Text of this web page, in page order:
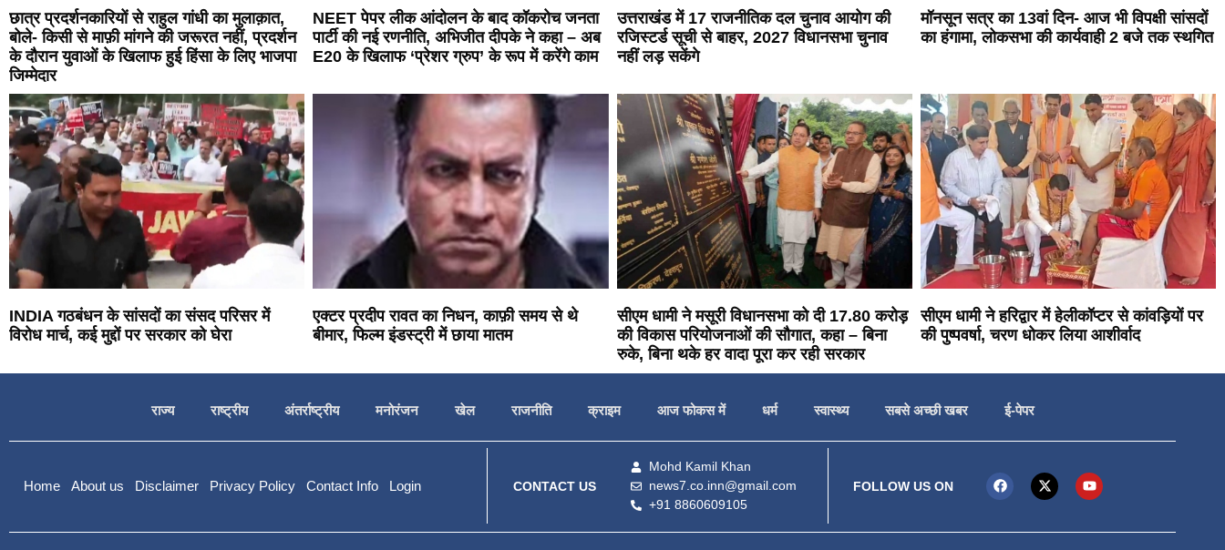
छात्र प्रदर्शनकारियों से राहुल गांधी का मुलाक़ात,
बोले- किसी से माफ़ी मांगने की जरूरत नहीं, प्रदर्शन
के दौरान युवाओं के खिलाफ हुई हिंसा के लिए भाजपा
जिम्मेदार
NEET पेपर लीक आंदोलन के बाद कॉकरोच जनता
पार्टी की नई रणनीति, अभिजीत दीपके ने कहा – अब
E20 के खिलाफ ‘प्रेशर ग्रुप’ के रूप में करेंगे काम
उत्तराखंड में 17 राजनीतिक दल चुनाव आयोग की
रजिस्टर्ड सूची से बाहर, 2027 विधानसभा चुनाव
नहीं लड़ सकेंगे
मॉनसून सत्र का 13वां दिन- आज भी विपक्षी सांसदों
का हंगामा, लोकसभा की कार्यवाही 2 बजे तक स्थगित
INDIA गठबंधन के सांसदों का संसद परिसर में
विरोध मार्च, कई मुद्दों पर सरकार को घेरा
एक्टर प्रदीप रावत का निधन, काफ़ी समय से थे
बीमार, फिल्म इंडस्ट्री में छाया मातम
सीएम धामी ने मसूरी विधानसभा को दी 17.80 करोड़
की विकास परियोजनाओं की सौगात, कहा – बिना
रुके, बिना थके हर वादा पूरा कर रही सरकार
सीएम धामी ने हरिद्वार में हेलीकॉप्टर से कांवड़ियों पर
की पुष्पवर्षा, चरण धोकर लिया आशीर्वाद
राज्य राष्ट्रीय अंतर्राष्ट्रीय मनोरंजन खेल राजनीति क्राइम आज फोकस में धर्म स्वास्थ्य सबसे अच्छी खबर ई-पेपर
Home About us Disclaimer Privacy Policy Contact Info Login CONTACT US
Mohd Kamil Khan
news7.co.inn@gmail.com
+91 8860609105
FOLLOW US ON